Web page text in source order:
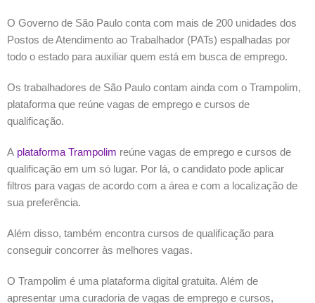
O Governo de São Paulo conta com mais de 200 unidades dos
Postos de Atendimento ao Trabalhador (PATs) espalhadas por
todo o estado para auxiliar quem está em busca de emprego.
Os trabalhadores de São Paulo contam ainda com o Trampolim,
plataforma que reúne vagas de emprego e cursos de
qualificação.
A plataforma Trampolim reúne vagas de emprego e cursos de
qualificação em um só lugar. Por lá, o candidato pode aplicar
filtros para vagas de acordo com a área e com a localização de
sua preferência.
Além disso, também encontra cursos de qualificação para
conseguir concorrer às melhores vagas.
O Trampolim é uma plataforma digital gratuita. Além de
apresentar uma curadoria de vagas de emprego e cursos,